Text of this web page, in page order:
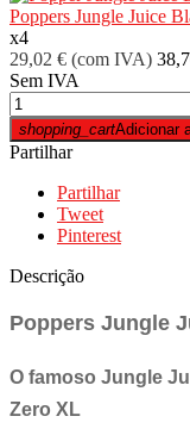
Poppers Jungle Juice
x4
29,02 € (com IVA)
Sem IVA
shopping_cartAdicionar
Partilhar
Partilhar
Tweet
Pinterest
Descrição
Poppers Jungle
O famoso Jungle
Zero XL